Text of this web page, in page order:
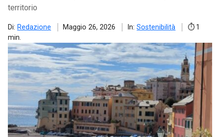
territorio
Di: Redazione Maggio 26, 2026 In:Sostenibilità
1
min.